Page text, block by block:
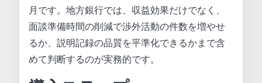
月です。地方銀行では、収益効果だけでなく、
面談準備時間の削減で渉外活動の件数を増やせ
るか、説明記録の品質を平準化できるかまで含
めて判断するのが実務的です。